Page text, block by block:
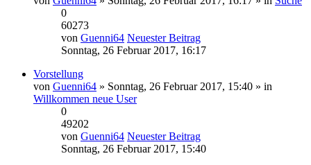
0
60273
von Guenni64 Neuester Beitrag
Sonntag, 26 Februar 2017, 16:17
Vorstellung
von Guenni64 » Sonntag, 26 Februar 2017, 15:40 » in
Willkommen neue User
0
49202
von Guenni64 Neuester Beitrag
Sonntag, 26 Februar 2017, 15:40